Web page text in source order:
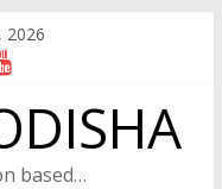
2026
based…